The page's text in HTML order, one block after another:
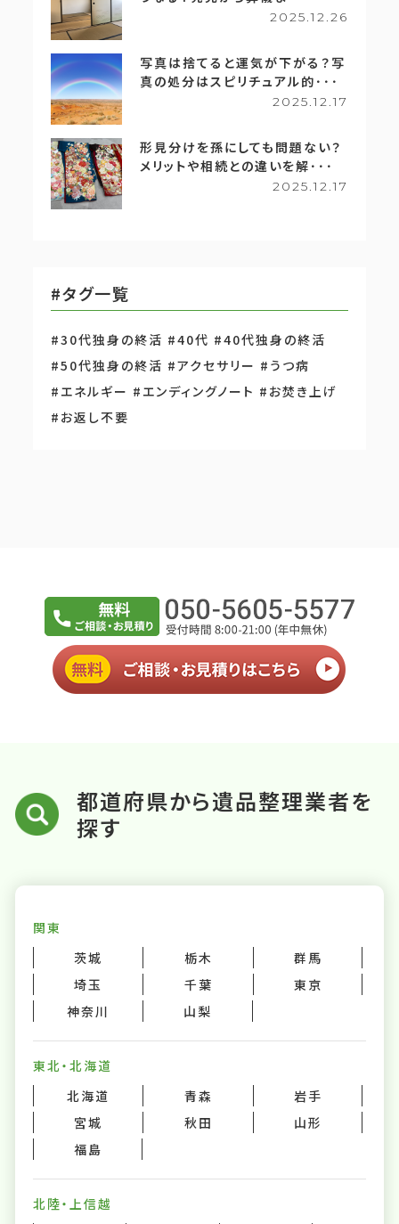
2025.12.26
写真は捨てると運気が下がる？写
真の処分はスピリチュアル的･･･
2025.12.17
形見分けを孫にしても問題ない？
メリットや相続との違いを解･･･
2025.12.17
#タグ一覧
#30代独身の終活 #40代 #40代独身の終活
#50代独身の終活 #アクセサリー #うつ病
#エネルギー #エンディングノート #お焚き上げ
#お返し不要
都道府県から遺品整理業者を
探す
関東
茨城
栃木
群馬
埼玉
千葉
東京
神奈川
山梨
東北・北海道
北海道
青森
岩手
宮城
秋田
山形
福島
北陸・上信越